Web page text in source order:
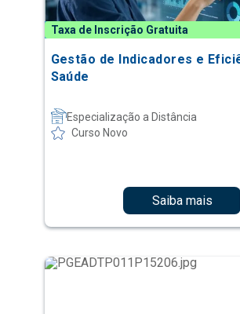
Taxa de Inscrição Gratuita
Gestão de Indicadores e
Saúde
Especialização a Distância
Curso Novo
Saiba mais